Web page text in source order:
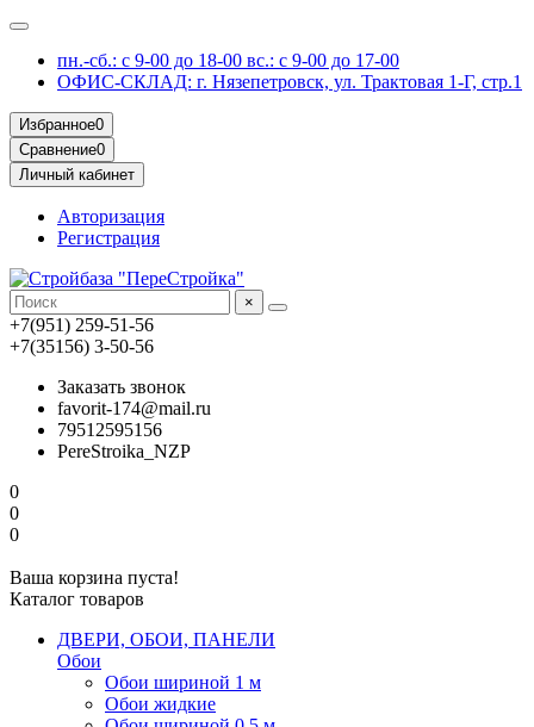
пн.-сб.: с 9-00 до 18-00 вс.: с 9-00 до 17-00
ОФИС-СКЛАД: г. Нязепетровск, ул. Трактовая 1-Г, стр.1
Избранное0
Сравнение0
Личный кабинет
Авторизация
Регистрация
×
+7(951) 259-51-56
+7(35156) 3-50-56
Заказать звонок
favorit-174@mail.ru
79512595156
PereStroika_NZP
0
0
0
Ваша корзина пуста!
Каталог товаров
ДВЕРИ, ОБОИ, ПАНЕЛИ
Обои
Обои шириной 1 м
Обои жидкие